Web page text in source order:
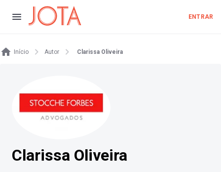
ENTRAR
Início Autor Clarissa Oliveira
Clarissa Oliveira